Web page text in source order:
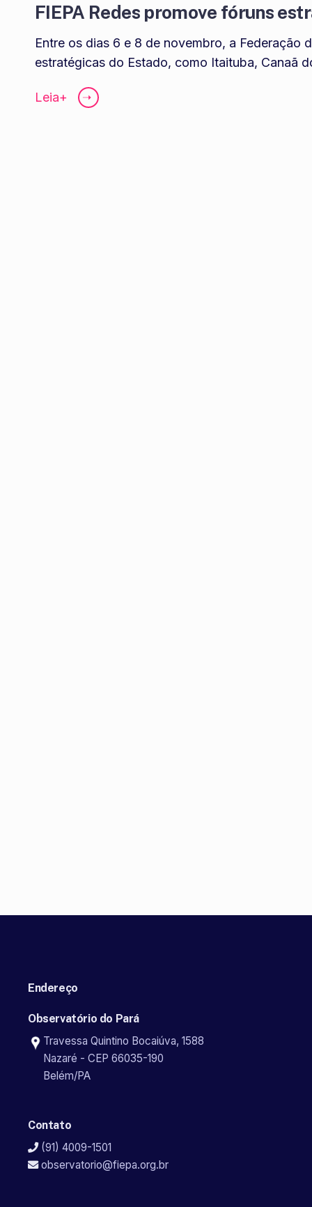
FIEPA Redes promove fóruns
Entre os dias 6 e 8 de novembro, a Federação
estratégicas do Estado, como Itaituba, Canaã
Leia+ ➝
Endereço
Observatório do Pará
Travessa Quintino Bocaiúva, 1588
Nazaré - CEP 66035-190
Belém/PA
Contato
(91) 4009-1501
observatorio@fiepa.org.br